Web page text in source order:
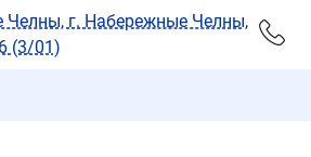
Челны, г. Набережные Челны,
(3/01)